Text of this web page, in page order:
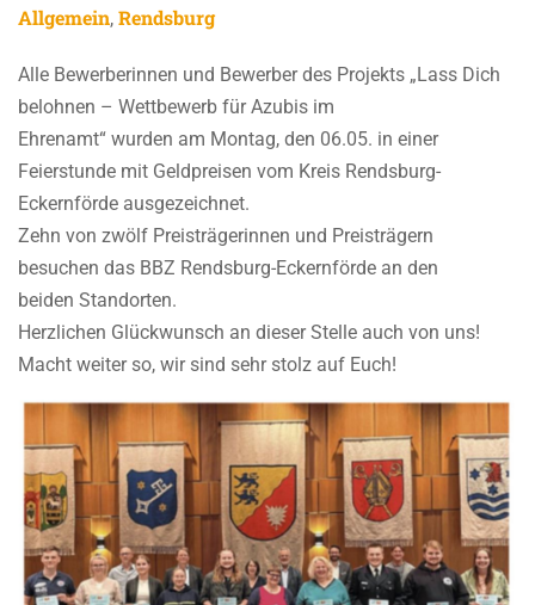
Allgemein, Rendsburg
Alle Bewerberinnen und Bewerber des Projekts „Lass Dich
belohnen – Wettbewerb für Azubis im
Ehrenamt“ wurden am Montag, den 06.05. in einer
Feierstunde mit Geldpreisen vom Kreis Rendsburg-
Eckernförde ausgezeichnet.
Zehn von zwölf Preisträgerinnen und Preisträgern
besuchen das BBZ Rendsburg-Eckernförde an den
beiden Standorten.
Herzlichen Glückwunsch an dieser Stelle auch von uns!
Macht weiter so, wir sind sehr stolz auf Euch!